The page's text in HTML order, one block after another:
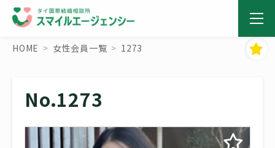
HOME 女性会員一覧 1273
No.1273